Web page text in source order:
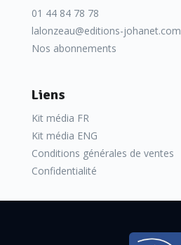
01 44 84 78 78
lalonzeau@editions-johanet.com
Nos abonnements
Liens
Kit média FR
Kit média ENG
Conditions générales de ventes
Confidentialité